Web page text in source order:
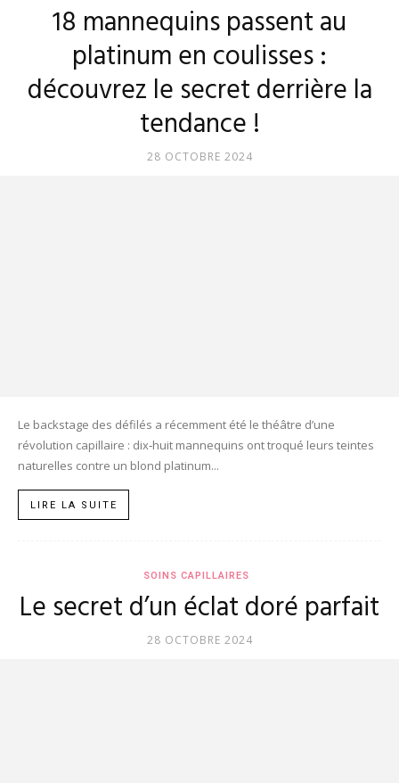
18 mannequins passent au
platinum en coulisses :
découvrez le secret derrière la
tendance !
28 OCTOBRE 2024
Le backstage des défilés a récemment été le théâtre d’une
révolution capillaire : dix‑huit mannequins ont troqué leurs teintes
naturelles contre un blond platinum...
LIRE LA SUITE
SOINS CAPILLAIRES
Le secret d’un éclat doré parfait
28 OCTOBRE 2024